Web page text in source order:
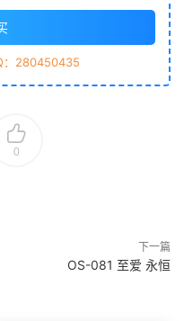
：280450435
0
下一篇
OS-081 至爱 永恒